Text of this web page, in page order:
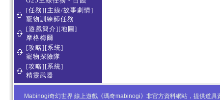
[任務][主線/故事劇情]
寵物訓練師任務
[遊戲簡介][地圖]
摩格梅爾
[攻略][系統]
寵物探險隊
[攻略][系統]
精靈武器
Mabinogi奇幻世界 線上遊戲《瑪奇mabinogi》非官方資料網站，提供道